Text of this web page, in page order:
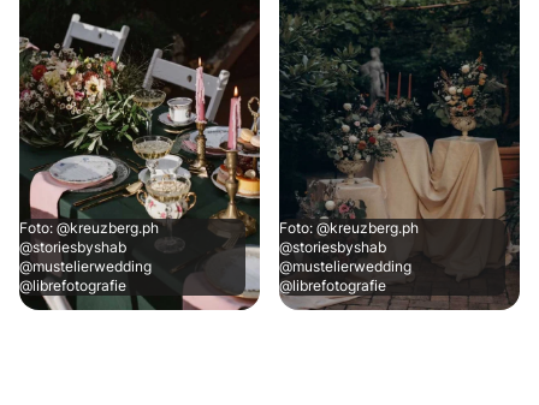
Foto: @kreuzberg.ph
@storiesbyshab
@mustelierwedding
@librefotografie
Foto: @kreuzberg.ph
@storiesbyshab
@mustelierwedding
@librefotografie